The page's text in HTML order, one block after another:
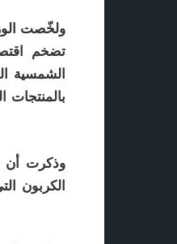
ولخّصت
تضخم
الشمسية
وذكرت أن
الكربون